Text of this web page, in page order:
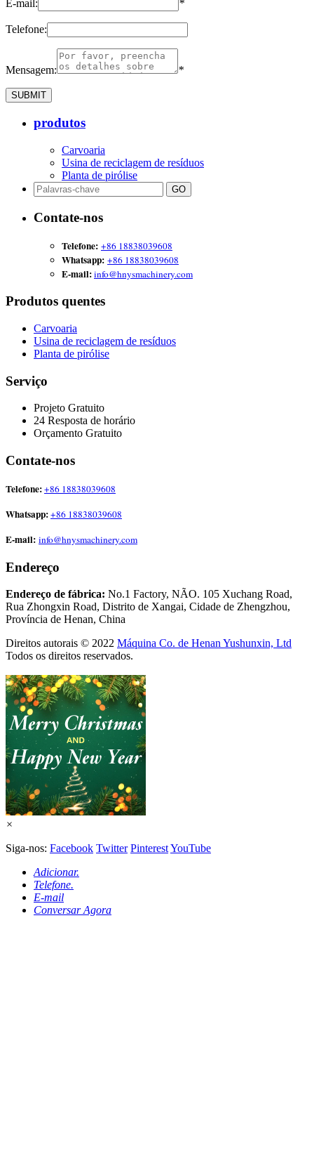
E-mail: *
Telefone:
Mensagem: *
produtos
Carvoaria
Usina de reciclagem de resíduos
Planta de pirólise
Contate-nos
Telefone: +86 18838039608
Whatsapp: +86 18838039608
E-mail:info@hnysmachinery.com
Produtos quentes
Carvoaria
Usina de reciclagem de resíduos
Planta de pirólise
Serviço
Projeto Gratuito
24 Resposta de horário
Orçamento Gratuito
Contate-nos
Telefone:+86 18838039608
Whatsapp:+86 18838039608
E-mail: info@hnysmachinery.com
Endereço
Endereço de fábrica: No.1 Factory, NÃO. 105 Xuchang Road,
Rua Zhongxin Road, Distrito de Xangai, Cidade de Zhengzhou,
Província de Henan, China
Direitos autorais © 2022 Máquina Co. de Henan Yushunxin, Ltd
Todos os direitos reservados.
×
Siga-nos: Facebook Twitter PinterestYouTube
Adicionar.
Telefone.
E-mail
Conversar Agora